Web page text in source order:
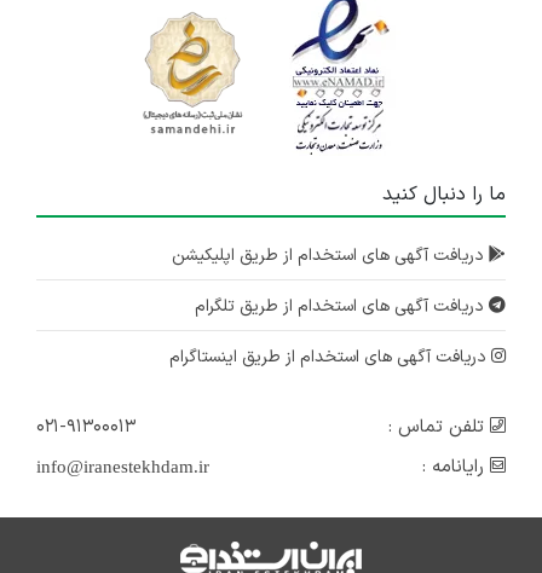
ما را دنبال کنید
دریافت آگهی های استخدام از طریق اپلیکیشن
دریافت آگهی های استخدام از طریق تلگرام
دریافت آگهی های استخدام از طریق اینستاگرام
تلفن تماس :
۰۲۱-۹۱۳۰۰۰۱۳
رایانامه :
info@iranestekhdam.ir